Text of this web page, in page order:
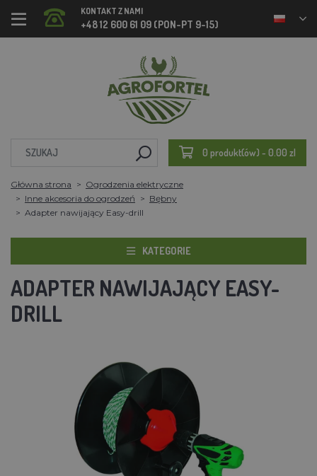
KONTAKT Z NAMI
+48 12 600 61 09 (PON-PT 9-15)
0 produkt(ów) - 0.00 zl
Główna strona
Ogrodzenia elektryczne
Inne akcesoria do ogrodzeń
Bębny
Adapter nawijający Easy-drill
KATEGORIE
ADAPTER NAWIJAJĄCY EASY-
DRILL